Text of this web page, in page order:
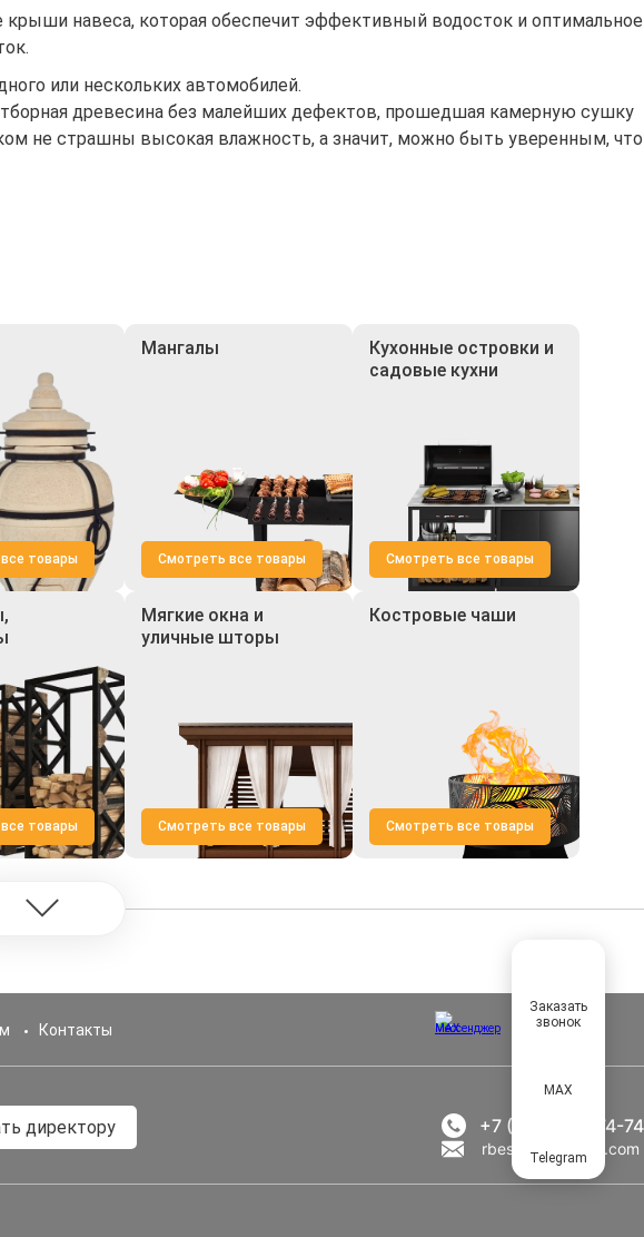
навеса, которая обеспечит эффективный водосток и оптимальное
или нескольких автомобилей.
древесина без малейших дефектов, прошедшая камерную сушку
не страшны высокая влажность, а значит, можно быть уверенным, что
товары
Мангалы
Смотреть все товары
Кухонные островки и
садовые кухни
Смотреть все товары
товары
Мягкие окна и
уличные шторы
Смотреть все товары
Костровые чаши
Смотреть все товары
Контакты
директору +7 (495) 021-74-74
rbesedka@gmail.com
Заказать
звонок
MAX
Telegram